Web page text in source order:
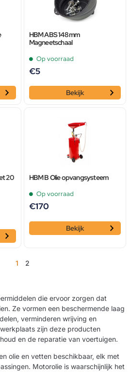
HBM ABS 148 mm
Magneetschaal
Op voorraad
€5
Bekijk
20
HBM B Olie opvangsysteem
Op voorraad
€170
Bekijk
1 2
die ervoor zorgen dat
Ze vormen een beschermende laag
verminderen wrijving en
zijn deze producten
en de reparatie van voertuigen.
olie en vetten beschikbaar, elk met
Motorolie is waarschijnlijk het